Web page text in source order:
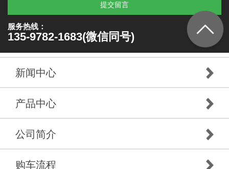
提交留言
服务热线：
135-9782-1683(微信同号)
新闻中心
产品中心
公司简介
购车流程